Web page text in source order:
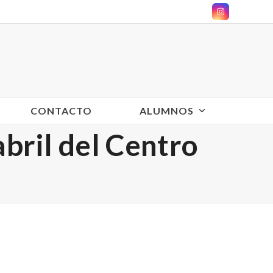
Instagram
CONTACTO ALUMNOS
del Centro